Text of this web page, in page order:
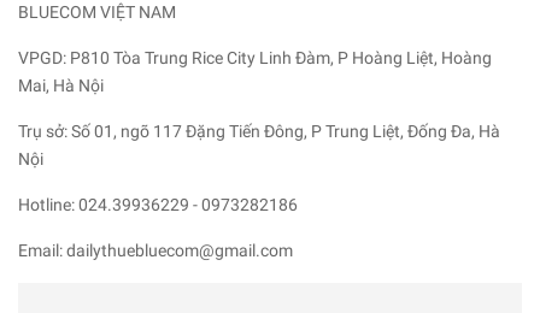
BLUECOM VIỆT NAM
VPGD: P810 Tòa Trung Rice City Linh Đàm, P Hoàng Liệt, Hoàng
Mai, Hà Nội
Trụ sở: Số 01, ngõ 117 Đặng Tiến Đông, P Trung Liệt, Đống Đa, Hà
Nội
Hotline: 024.39936229 - 0973282186
Email: dailythuebluecom@gmail.com